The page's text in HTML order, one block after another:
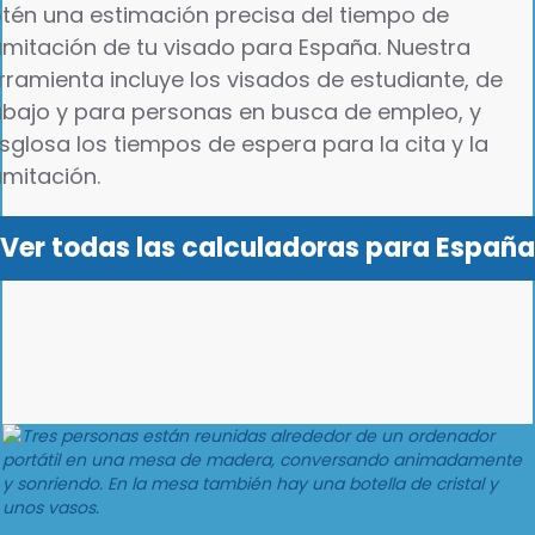
cuándo puedes viajar realmente, y no
solo cuándo se toma la decisión.
parte de las autoridades españolas de
inmigración. Considera la fecha de inicio
prevista como un punto de referencia
para tu planificación, calcula un margen
de tiempo adicional durante los periodos
de mayor demanda y confirma los
requisitos más recientes directamente
con tu consulado español antes de fijar
las fechas definitivas de traslado o
incorporación.
una estimación precisa del tiempo de
de tu visado para España. Nuestra
incluye los visados de estudiante, de
y para personas en busca de empleo, y
los tiempos de espera para la cita y la
Ver todas las calculadoras para España